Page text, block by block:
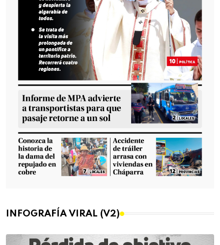
INFOGRAFÍA VIRAL (V2)